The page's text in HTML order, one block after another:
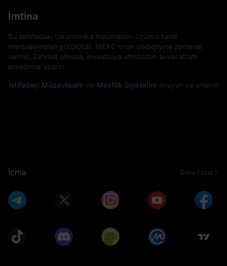
İmtina
Bu səhifədəki tokenomika məlumatları üçüncü tərəf
mənbələrindən götürülüb. MEXC onun dəqiqliyinə zəmanət
vermir. Zəhmət olmasa, investisiya etməzdən əvvəl ətraflı
araşdırma aparın.
İstifadəçi Müqaviləsini və Məxfilik Siyasətini oxuyun və anlayın
İcma Daha Fazla